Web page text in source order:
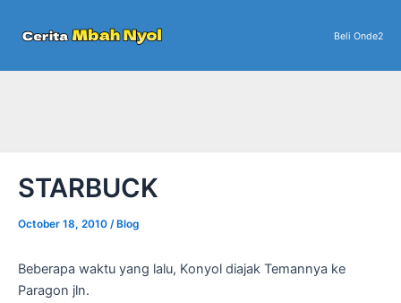
Beli Onde2
STARBUCK
October 18, 2010 /Blog
Beberapa waktu yang lalu, Konyol diajak Temannya ke
Paragon jln.